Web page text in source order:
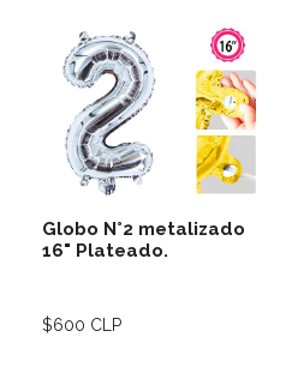
Globo N°2 metalizado
16" Plateado.
$600 CLP